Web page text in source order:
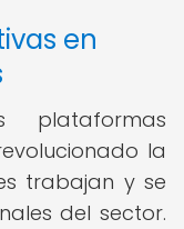
en
la
trabajan y se
del sector.